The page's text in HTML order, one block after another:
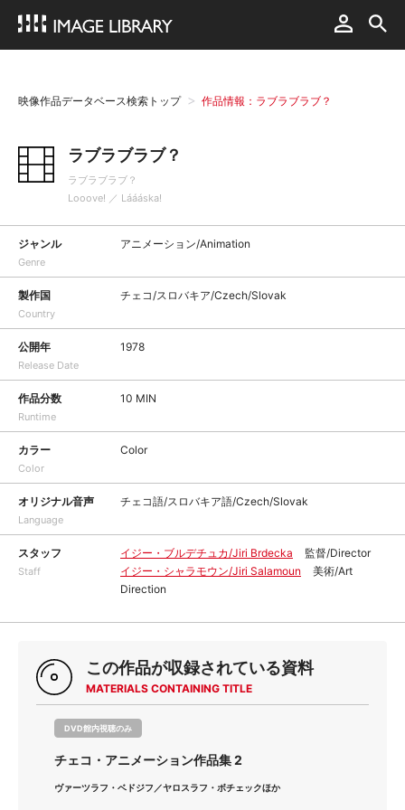
映像作品データベース検索トップ 作品情報：ラブラブラブ？
ラブラブラブ？
ラブラブラブ？
Looove! ／ Láááska!
ジャンル
Genre
アニメーション/Animation
製作国
Country
チェコ/スロバキア/Czech/Slovak
公開年
Release Date
1978
作品分数
Runtime
10 MIN
カラー
Color
Color
オリジナル音声
Language
チェコ語/スロバキア語/Czech/Slovak
スタッフ
Staff
イジー・ブルデチュカ/Jiri Brdecka
監督/Director
イジー・シャラモウン/Jiri Salamoun
美術/Art
Direction
この作品が収録されている資料
MATERIALS CONTAINING TITLE
DVD館内視聴のみ
チェコ・アニメーション作品集 2
ヴァーツラフ・ベドジフ／ヤロスラフ・ボチェックほか